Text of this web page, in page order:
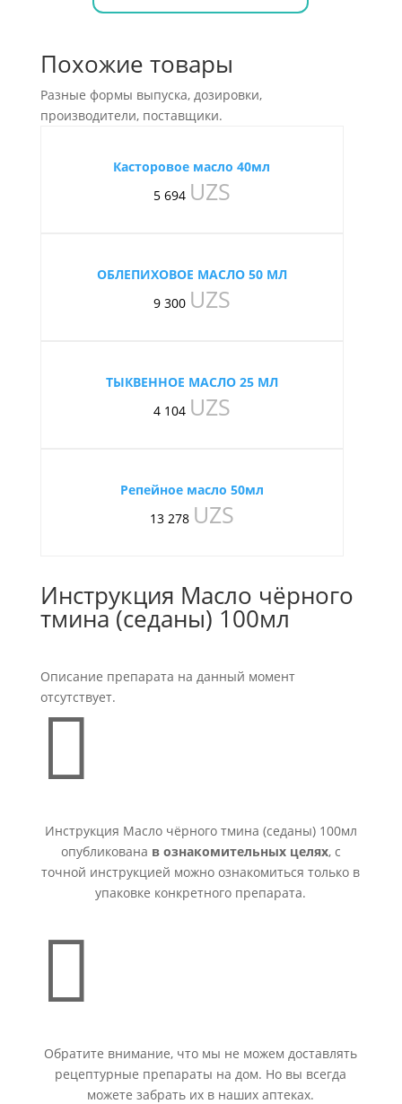
Похожие товары
Разные формы выпуска, дозировки,
производители, поставщики.
Касторовое масло 40мл
5 694 UZS
ОБЛЕПИХОВОЕ МАСЛО 50 МЛ
9 300 UZS
ТЫКВЕННОЕ МАСЛО 25 МЛ
4 104 UZS
Репейное масло 50мл
13 278 UZS
Инструкция Масло чёрного
тмина (седаны) 100мл
Описание препарата на данный момент
отсутствует.

Инструкция Масло чёрного тмина (седаны) 100мл
опубликована в ознакомительных целях, с
точной инструкцией можно ознакомиться только в
упаковке конкретного препарата.

Обратите внимание, что мы не можем доставлять
рецептурные препараты на дом. Но вы всегда
можете забрать их в наших аптеках.